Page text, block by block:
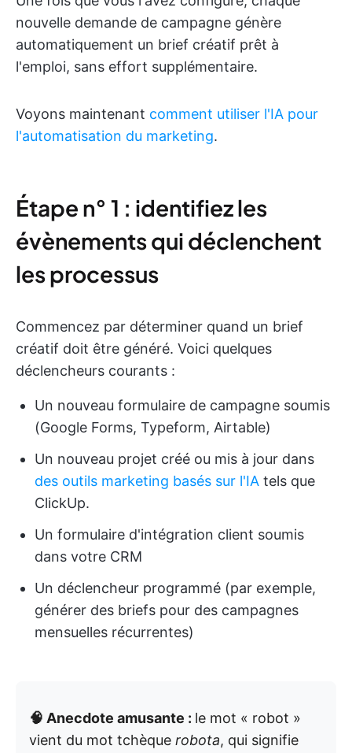
nouvelle demande de campagne génère
automatiquement un brief créatif prêt à
l'emploi, sans effort supplémentaire.
Voyons maintenant comment utiliser l'IA pour
l'automatisation du marketing.
Étape n° 1 : identifiez les
évènements qui déclenchent
les processus
Commencez par déterminer quand un brief
créatif doit être généré. Voici quelques
déclencheurs courants :
Un nouveau formulaire de campagne soumis
(Google Forms, Typeform, Airtable)
Un nouveau projet créé ou mis à jour dans
des outils marketing basés sur l'IA tels que
ClickUp.
Un formulaire d'intégration client soumis
dans votre CRM
Un déclencheur programmé (par exemple,
générer des briefs pour des campagnes
mensuelles récurrentes)
🧠 Anecdote amusante : le mot « robot »
vient du mot tchèque robota, qui signifie